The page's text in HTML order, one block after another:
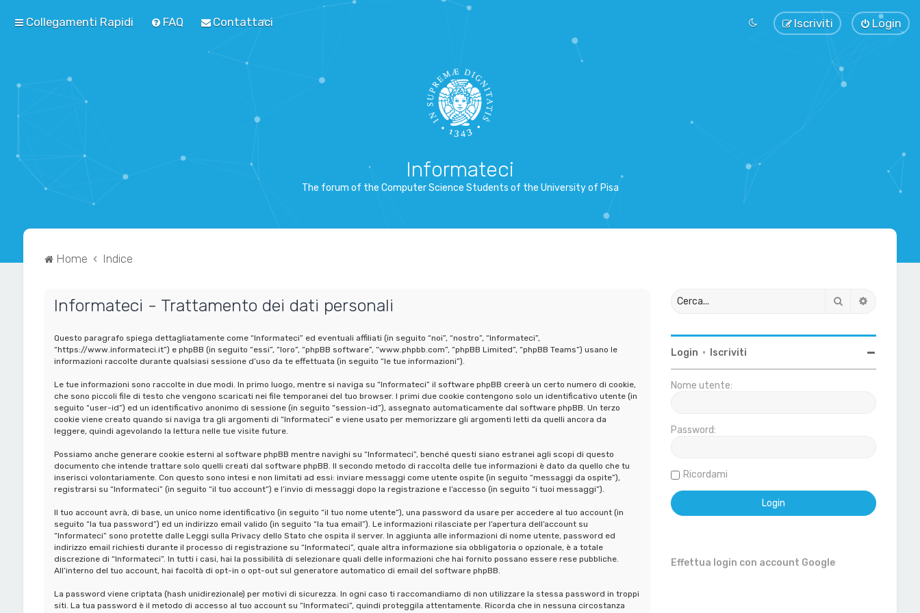
Collegamenti Rapidi FAQ Contattaci Login
Iscriviti
Informateci
The forum of the Computer Science Students of the University of Pisa
Home Indice
Informateci - Trattamento dei dati personali
Questo paragrafo spiega dettagliatamente come “Informateci” ed eventuali affiliati (in seguito “noi”, “nostro”, “Informateci”,
“https://www.informateci.it”) e phpBB (in seguito “essi”, “loro”, “phpBB software”, “www.phpbb.com”, “phpBB Limited”, “phpBB Teams”) usano le
informazioni raccolte durante qualsiasi sessione d’uso da te effettuata (in seguito “le tue informazioni”).
Le tue informazioni sono raccolte in due modi. In primo luogo, mentre si naviga su “Informateci” il software phpBB creerà un certo numero di cookie,
che sono piccoli file di testo che vengono scaricati nei file temporanei del tuo browser. I primi due cookie contengono solo un identificativo utente (in
seguito “user-id”) ed un identificativo anonimo di sessione (in seguito “session-id”), assegnato automaticamente dal software phpBB. Un terzo
cookie viene creato quando si naviga tra gli argomenti di “Informateci” e viene usato per memorizzare gli argomenti letti da quelli ancora da
leggere, quindi agevolando la lettura nelle tue visite future.
Possiamo anche generare cookie esterni al software phpBB mentre navighi su “Informateci”, benché questi siano estranei agli scopi di questo
documento che intende trattare solo quelli creati dal software phpBB. Il secondo metodo di raccolta delle tue informazioni è dato da quello che tu
inserisci volontariamente. Con questo sono intesi e non limitati ad essi: inviare messaggi come utente ospite (in seguito “messaggi da ospite”),
registrarsi su “Informateci” (in seguito “il tuo account”) e l’invio di messaggi dopo la registrazione e l’accesso (in seguito “i tuoi messaggi”).
Il tuo account avrà, di base, un unico nome identificativo (in seguito “il tuo nome utente”), una password da usare per accedere al tuo account (in
seguito “la tua password”) ed un indirizzo email valido (in seguito “la tua email”). Le informazioni rilasciate per l’apertura dell’account su
“Informateci” sono protette dalle Leggi sulla Privacy dello Stato che ospita il server. In aggiunta alle informazioni di nome utente, password ed
indirizzo email richiesti durante il processo di registrazione su “Informateci”, quale altra informazione sia obbligatoria o opzionale, è a totale
discrezione di “Informateci”. In tutti i casi, hai la possibilità di selezionare quali delle informazioni che hai fornito possano essere rese pubbliche.
All’interno del tuo account, hai facoltà di opt-in o opt-out sul generatore automatico di email del software phpBB.
La password viene criptata (hash unidirezionale) per motivi di sicurezza. In ogni caso ti raccomandiamo di non utilizzare la stessa password in troppi
siti. La tua password è il metodo di accesso al tuo account su “Informateci”, quindi proteggila attentamente. Ricorda che in nessuna circostanza
Cerca
Login • Iscriviti
Nome utente:
Password:
Ricordami
Effettua login con account Google